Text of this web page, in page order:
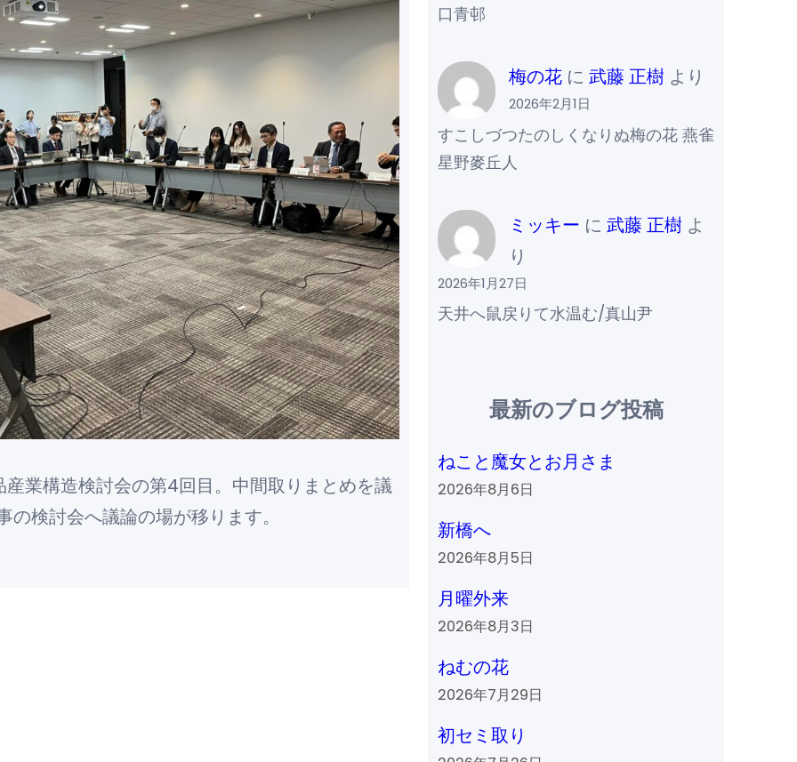
産業構造検討会の第4回目。中間取りまとめを議
検討会へ議論の場が移ります。
口青邨
梅の花に 武藤 正樹より
2026年2月1日
すこしづつたのしくなりぬ梅の花 燕雀
星野麥丘人
ミッキー に 武藤 正樹よ
り
2026年1月27日
天井へ鼠戻りて水温む/真山尹
最新のブログ投稿
ねこと魔女とお月さま
2026年8月6日
新橋へ
2026年8月5日
月曜外来
2026年8月3日
ねむの花
2026年7月29日
初セミ取り